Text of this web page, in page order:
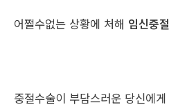
어쩔수없는 상황에 처해 임신중절
중절수술이 부담스러운 당신에게